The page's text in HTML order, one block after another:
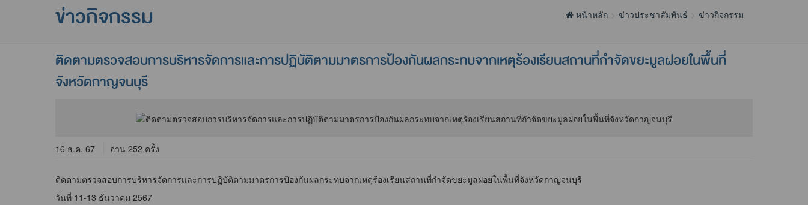
ข่าวกิจกรรม หน้าหลัก ข่าวประชาสัมพันธ์ ข่าวกิจกรรม
ติดตามตรวจสอบการบริหารจัดการและการปฏิบัติตามมาตรการป้องกันผลกระทบจากเหตุร้องเรียนสถานที่กำจัดขยะมูลฝอยในพื้นที่
จังหวัดกาญจนบุรี
16 ธ.ค. 67 อ่าน 252 ครั้ง
ติดตามตรวจสอบการบริหารจัดการและการปฏิบัติตามมาตรการป้องกันผลกระทบจากเหตุร้องเรียนสถานที่กำจัดขยะมูลฝอยในพื้นที่จังหวัดกาญจนบุรี
วันที่ 11-13 ธันวาคม 2567